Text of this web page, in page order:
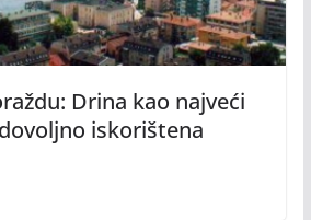
Drina kao najveći
iskorištena